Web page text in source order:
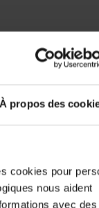
À propos des
cookies pour
nous aident
avec des